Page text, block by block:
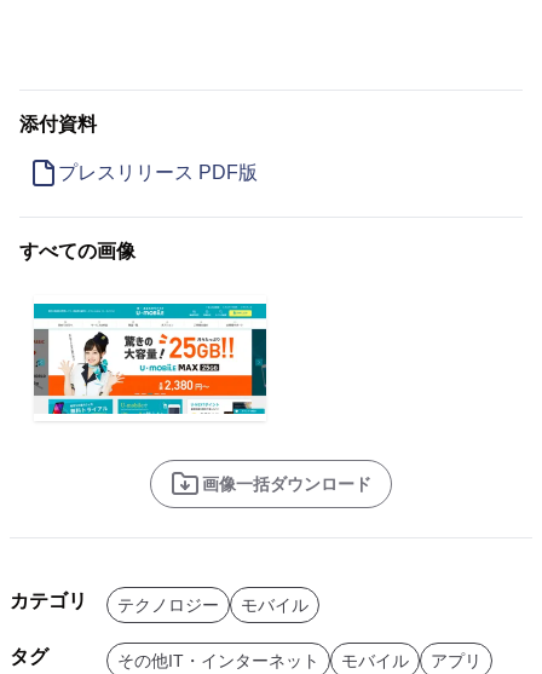
添付資料
プレスリリース PDF版
すべての画像
画像一括ダウンロード
カテゴリ テクノロジー モバイル
タグ その他IT・インターネット モバイル アプリ